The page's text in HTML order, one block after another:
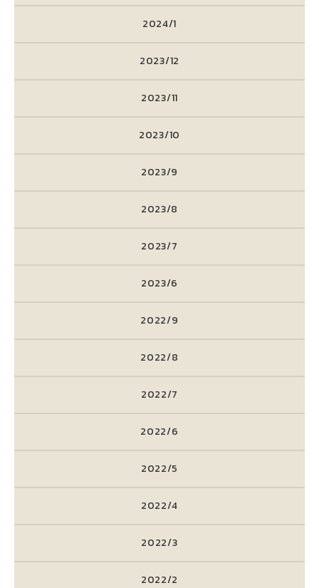
2024/1
2023/12
2023/11
2023/10
2023/9
2023/8
2023/7
2023/6
2022/9
2022/8
2022/7
2022/6
2022/5
2022/4
2022/3
2022/2